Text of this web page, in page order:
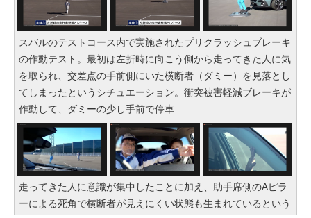
スバルのテストコース内で実施されたプリクラッシュブレーキ
の作動テスト。最初は左折時に向こう側から走ってきた人に気
を取られ、交差点の手前側にいた横断者（ダミー）を見落とし
てしまったというシチュエーション。衝突被害軽減ブレーキが
作動して、ダミーの少し手前で停車
走ってきた人に意識が集中したことに加え、助手席側のAピラ
ーによる死角で横断者が見えにくい状態も生まれているという